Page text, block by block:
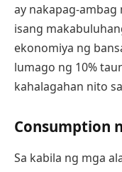
ay nakapag-ambag
isang
ekonomiya ng
lumago ng 10%
kahalagahan nito
Consumption
Sa kabila ng mga